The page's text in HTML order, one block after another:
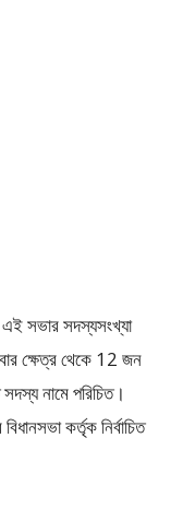
সভার সদস্যসংখ্যা
ক্ষেত্র থেকে 12 জন
নামে পরিচিত।
কর্তৃক নির্বাচিত